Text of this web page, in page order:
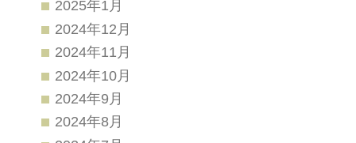
2025年1月
2024年12月
2024年11月
2024年10月
2024年9月
2024年8月